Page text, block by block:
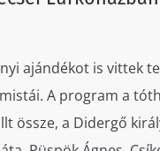
ajándékot is vittek
A program a
össze, a Didergő